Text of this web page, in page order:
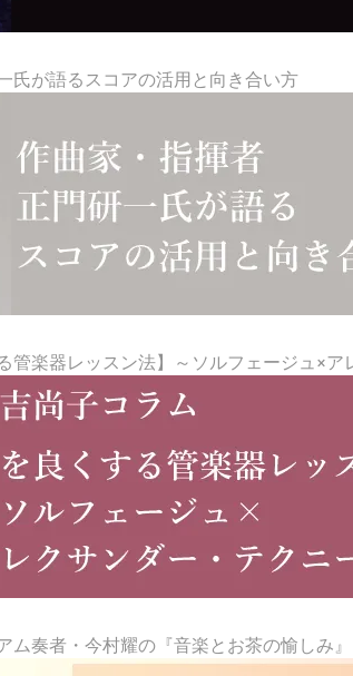
氏が語るスコアの活用と向き合い方
管楽器レッスン法】～ソルフェージュ×ア
ム奏者・今村耀の『音楽とお茶の愉しみ』